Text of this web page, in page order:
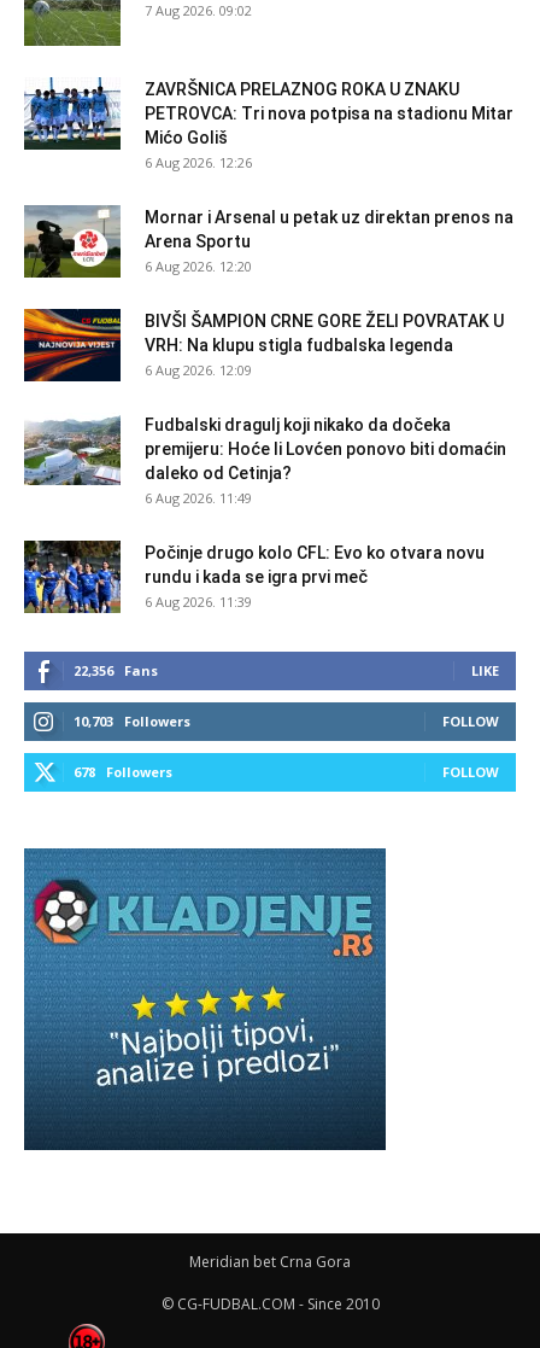
7 Aug 2026. 09:02
ZAVRŠNICA PRELAZNOG ROKA U ZNAKU
PETROVCA: Tri nova potpisa na stadionu Mitar
Mićo Goliš
6 Aug 2026. 12:26
Mornar i Arsenal u petak uz direktan prenos na
Arena Sportu
6 Aug 2026. 12:20
BIVŠI ŠAMPION CRNE GORE ŽELI POVRATAK U
VRH: Na klupu stigla fudbalska legenda
6 Aug 2026. 12:09
Fudbalski dragulj koji nikako da dočeka
premijeru: Hoće li Lovćen ponovo biti domaćin
daleko od Cetinja?
6 Aug 2026. 11:49
Počinje drugo kolo CFL: Evo ko otvara novu
rundu i kada se igra prvi meč
6 Aug 2026. 11:39
22,356 Fans LIKE
10,703 Followers FOLLOW
678 Followers FOLLOW
Meridian bet Crna Gora
© CG-FUDBAL.COM - Since 2010